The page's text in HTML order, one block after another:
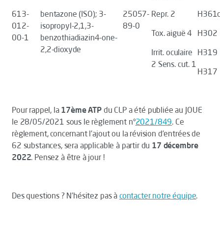
613-
012-
00-1
bentazone (ISO); 3-
isopropyl-2,1,3-
benzothiadiazin4-one-
2,2-dioxyde
25057-
89-0
Repr. 2
Tox. aiguë 4
Irrit. oculaire
2 Sens. cut. 1
H302
H319
H317
Pour rappel, la 17ème ATP du CLP a été publiée au JOUE
le 28/05/2021 sous le règlement n°2021/849. Ce
règlement, concernant l’ajout ou la révision d’entrées de
62 substances, sera applicable à partir du 17 décembre
2022. Pensez à être à jour !
Des questions ? N’hésitez pas à contacter notre équipe.